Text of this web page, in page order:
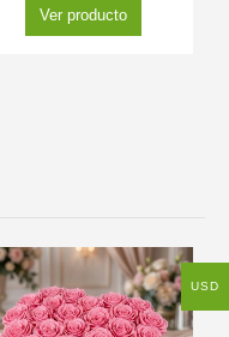
Ver producto
USD